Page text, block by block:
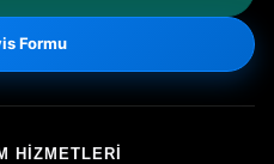
Formu
HIZMETLERI